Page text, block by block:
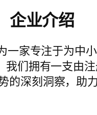
企业介绍
家专注于为中
们拥有一支由
深刻洞察，助